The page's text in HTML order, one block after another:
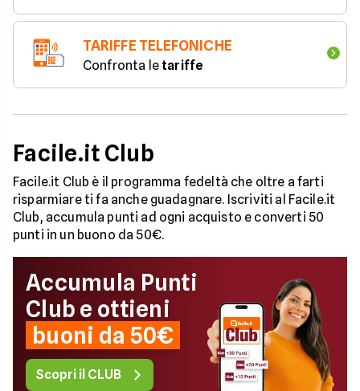
TARIFFE TELEFONICHE
Confronta le tariffe
Facile.it Club
Facile.it Club è il programma fedeltà che oltre a farti
risparmiare ti fa anche guadagnare. Iscriviti al Facile.it
Club, accumula punti ad ogni acquisto e converti 50
punti in un buono da 50€.
Accumula Punti
Club e ottieni
buoni da 50€
Scopri il CLUB